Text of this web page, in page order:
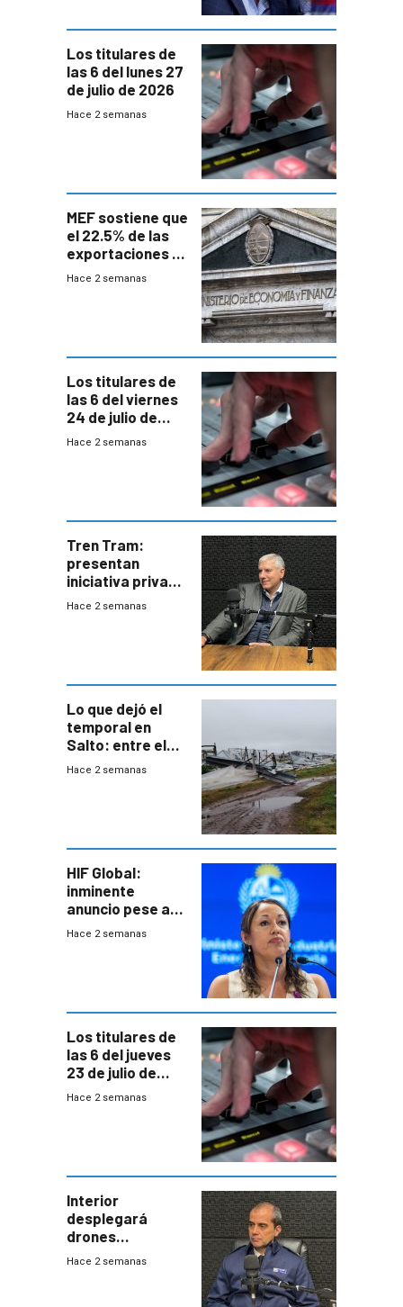
Los titulares de
las 6 del lunes 27
de julio de 2026
Hace 2 semanas
MEF sostiene que
el 22.5% de las
exportaciones a
EE.UU se verán
Hace 2 semanas
Los titulares de
las 6 del viernes
24 de julio de
2026
Hace 2 semanas
Tren Tram:
presentan
iniciativa privada
para una red de
Hace 2 semanas
Lo que dejó el
temporal en
Salto: entre el
impacto
Hace 2 semanas
HIF Global:
inminente
anuncio pese a
declaración de
gobierno
Hace 2 semanas
Los titulares de
las 6 del jueves
23 de julio de
2026
Hace 2 semanas
Interior
desplegará
drones
autónomos para
Hace 2 semanas